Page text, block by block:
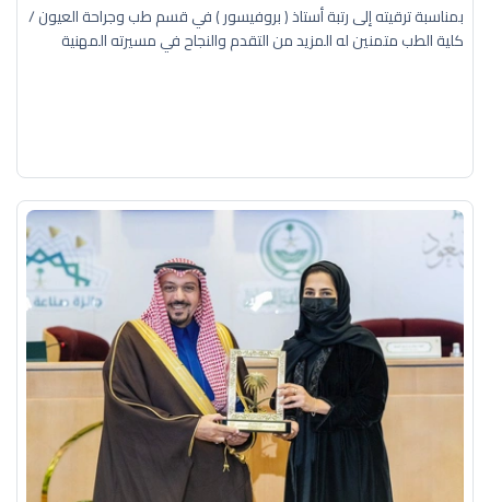
بمناسبة ترقيته إلى رتبة أستاذ ( بروفيسور ) في قسم طب وجراحة العيون /
كلية الطب متمنين له المزيد من التقدم والنجاح في مسيرته المهنية